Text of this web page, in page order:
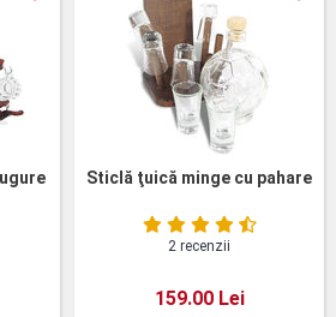
Sticlă ţuică minge cu pahare
2 recenzii
159.00 Lei